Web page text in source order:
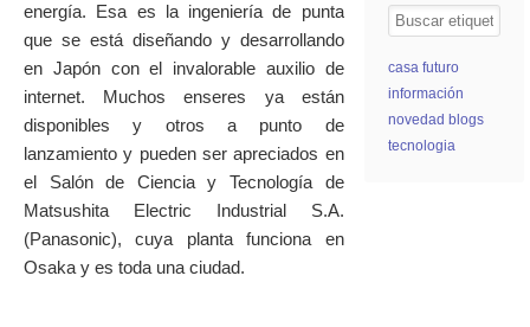
energía. Esa es la ingeniería de punta
que se está diseñando y desarrollando
en Japón con el invalorable auxilio de
internet. Muchos enseres ya están
disponibles y otros a punto de
lanzamiento y pueden ser apreciados en
el Salón de Ciencia y Tecnología de
Matsushita Electric Industrial S.A.
(Panasonic), cuya planta funciona en
Osaka y es toda una ciudad.
casa futuro
información
novedad blogs
tecnologia